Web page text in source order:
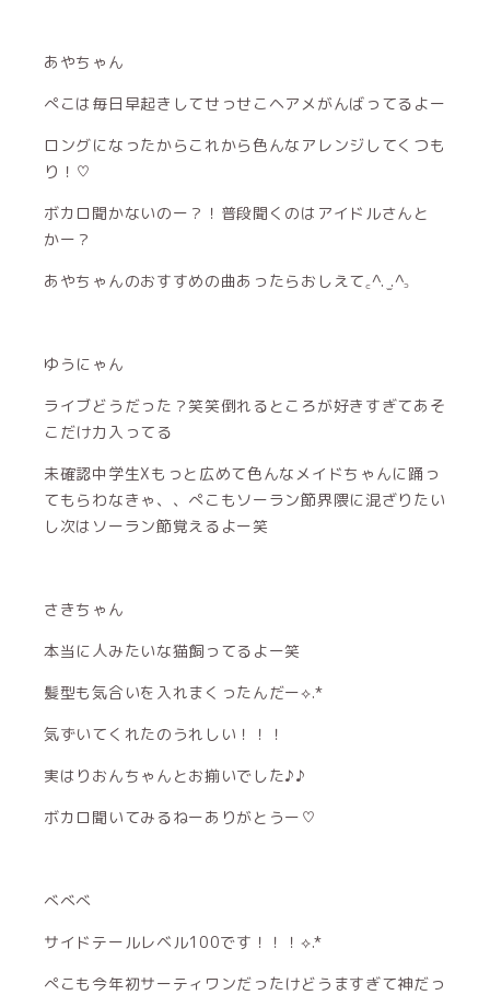
あやちゃん
ぺこは毎日早起きしてせっせこヘアメがんばってるよー
ロングになったからこれから色んなアレンジしてくつも
り！♡
ボカロ聞かないのー？！普段聞くのはアイドルさんと
かー？
あやちゃんのおすすめの曲あったらおしえて꜀^. ̫.^꜆
ゆうにゃん
ライブどうだった？笑笑倒れるところが好きすぎてあそ
こだけ力入ってる
未確認中学生Xもっと広めて色んなメイドちゃんに踊っ
てもらわなきゃ、、ぺこもソーラン節界隈に混ざりたい
し次はソーラン節覚えるよー笑
さきちゃん
本当に人みたいな猫飼ってるよー笑
髪型も気合いを入れまくったんだー⟡.*
気ずいてくれたのうれしい！！！
実はりおんちゃんとお揃いでした♪︎♪︎
ボカロ聞いてみるねーありがとうー♡
べべべ
サイドテールレベル100です！！！⟡.*
ぺこも今年初サーティワンだったけどうますぎて神だっ